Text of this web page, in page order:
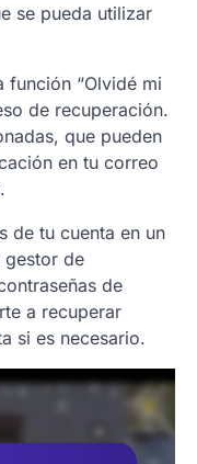
se pueda utilizar
función “Olvidé mi
de recuperación.
que pueden
en tu correo
de tu cuenta en un
gestor de
de
a recuperar
si es necesario.